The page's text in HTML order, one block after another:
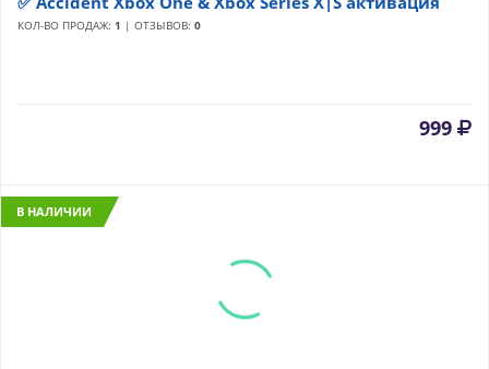
КОЛ-ВО ПРОДАЖ: 1 | ОТЗЫВОВ: 0
999
В НАЛИЧИИ